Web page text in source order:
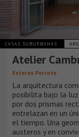
CASAS SUBURBANAS
Atelier
Esteras Perrote
La arquitectura
posibilita bajo la
por dos prismas
entrelazan en un
el tiempo. Una
austeros y en